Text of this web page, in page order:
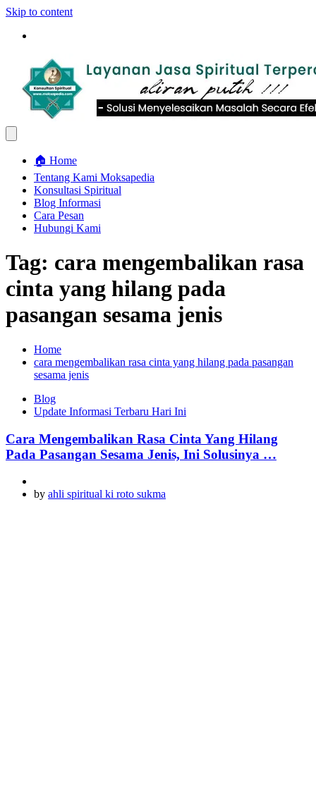
Skip to content
🏠 Home
Tentang Kami Moksapedia
Konsultasi Spiritual
Blog Informasi
Cara Pesan
Hubungi Kami
Tag: cara mengembalikan rasa
cinta yang hilang pada
pasangan sesama jenis
Home
cara mengembalikan rasa cinta yang hilang pada pasangan
sesama jenis
Blog
Update Informasi Terbaru Hari Ini
Cara Mengembalikan Rasa Cinta Yang Hilang
Pada Pasangan Sesama Jenis, Ini Solusinya …
by ahli spiritual ki roto sukma